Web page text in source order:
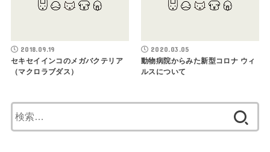
2018.09.19
セキセイインコのメガバクテリア
（マクロラブダス）
2020.03.05
動物病院からみた新型コロナ ウィ
ルスについて
索: